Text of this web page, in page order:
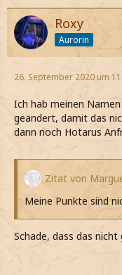
Roxy
Aurorin
26. September 2020 um
Ich hab meinen
geändert, damit das
dann noch Hotarus
Zitat von
Meine Punkte sind
Schade, dass das nicht